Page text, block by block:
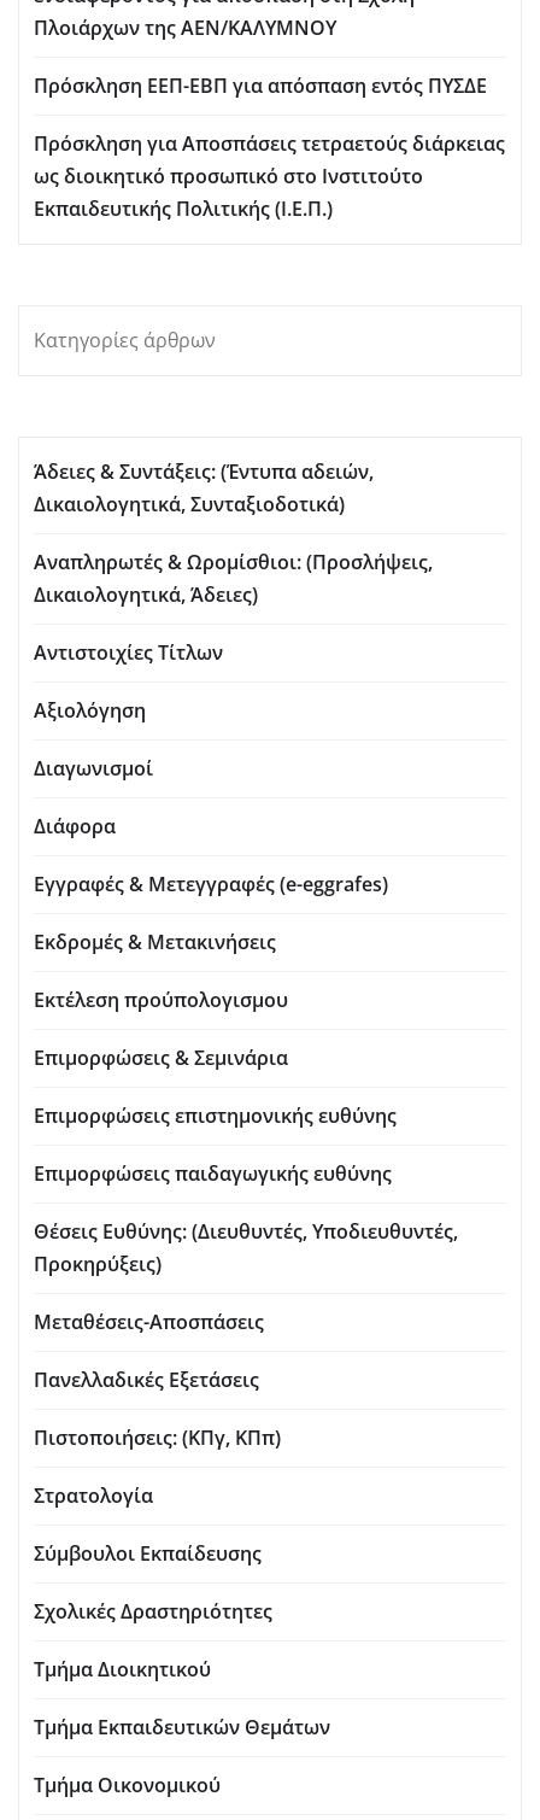
Πλοιάρχων της ΑΕΝ/ΚΑΛΥΜΝΟΥ
Πρόσκληση ΕΕΠ-ΕΒΠ για απόσπαση εντός ΠΥΣΔΕ
Πρόσκληση για Aποσπάσεις τετραετούς διάρκειας
ως διοικητικό προσωπικό στο Ινστιτούτο
Εκπαιδευτικής Πολιτικής (Ι.Ε.Π.)
Κατηγορίες άρθρων
Άδειες & Συντάξεις: (Έντυπα αδειών,
Δικαιολογητικά, Συνταξιοδοτικά)
Αναπληρωτές & Ωρομίσθιοι: (Προσλήψεις,
Δικαιολογητικά, Άδειες)
Αντιστοιχίες Τίτλων
Αξιολόγηση
Διαγωνισμοί
Διάφορα
Εγγραφές & Μετεγγραφές (e-eggrafes)
Εκδρομές & Μετακινήσεις
Εκτέλεση προύπολογισμου
Επιμορφώσεις & Σεμινάρια
Επιμορφώσεις επιστημονικής ευθύνης
Επιμορφώσεις παιδαγωγικής ευθύνης
Θέσεις Ευθύνης: (Διευθυντές, Υποδιευθυντές,
Προκηρύξεις)
Μεταθέσεις-Αποσπάσεις
Πανελλαδικές Εξετάσεις
Πιστοποιήσεις: (ΚΠγ, ΚΠπ)
Στρατολογία
Σύμβουλοι Εκπαίδευσης
Σχολικές Δραστηριότητες
Τμήμα Διοικητικού
Τμήμα Εκπαιδευτικών Θεμάτων
Τμήμα Οικονομικού